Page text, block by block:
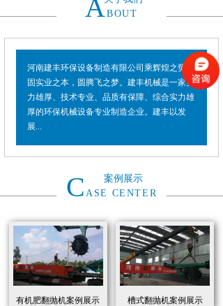
ABOUT
河南建丰环保设备制造有限公司乘辉煌之势，
固实业之本，圆腾飞之梦。建丰机械是一家实
力雄厚、技术专业、品质有保障、综合实力雄
厚的环保机械设备专业制造企业。建丰以发
展...
案例展示
C ASE CENTER
有机肥翻抛机案例展示 槽式翻抛机案例展示